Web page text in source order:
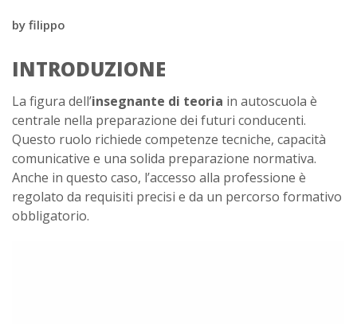
by filippo
INTRODUZIONE
La figura dell’insegnante di teoria in autoscuola è
centrale nella preparazione dei futuri conducenti.
Questo ruolo richiede competenze tecniche, capacità
comunicative e una solida preparazione normativa.
Anche in questo caso, l’accesso alla professione è
regolato da requisiti precisi e da un percorso formativo
obbligatorio.